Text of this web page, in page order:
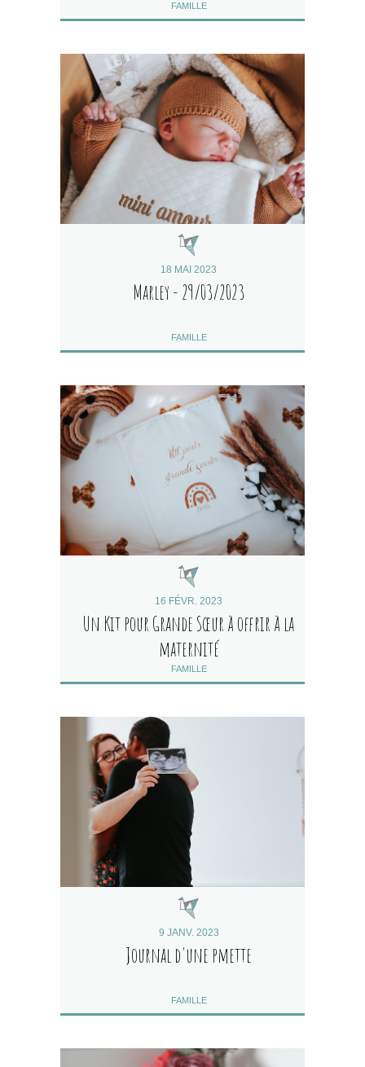
FAMILLE
18 MAI 2023
Marley - 29/03/2023
FAMILLE
16 FÉVR. 2023
Un Kit pour Grande Sœur à offrir à la
maternité
FAMILLE
9 JANV. 2023
Journal d'une pmette
FAMILLE